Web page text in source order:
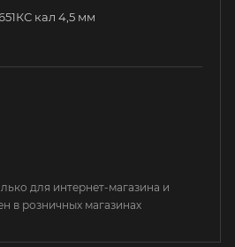
кал 4,5 мм
для интернет-магазина и
в розничных магазинах